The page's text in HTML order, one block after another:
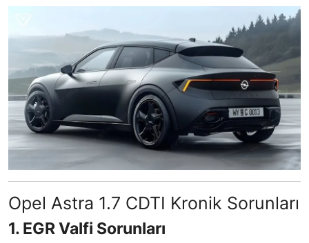
Aydınlatma & Görüş
Şanzıman & Aktarma
Dizel Sistemler
Multimedya & Elektronik
Opel Astra 1.7 CDTI Kronik Sorunları
1. EGR Valfi Sorunları